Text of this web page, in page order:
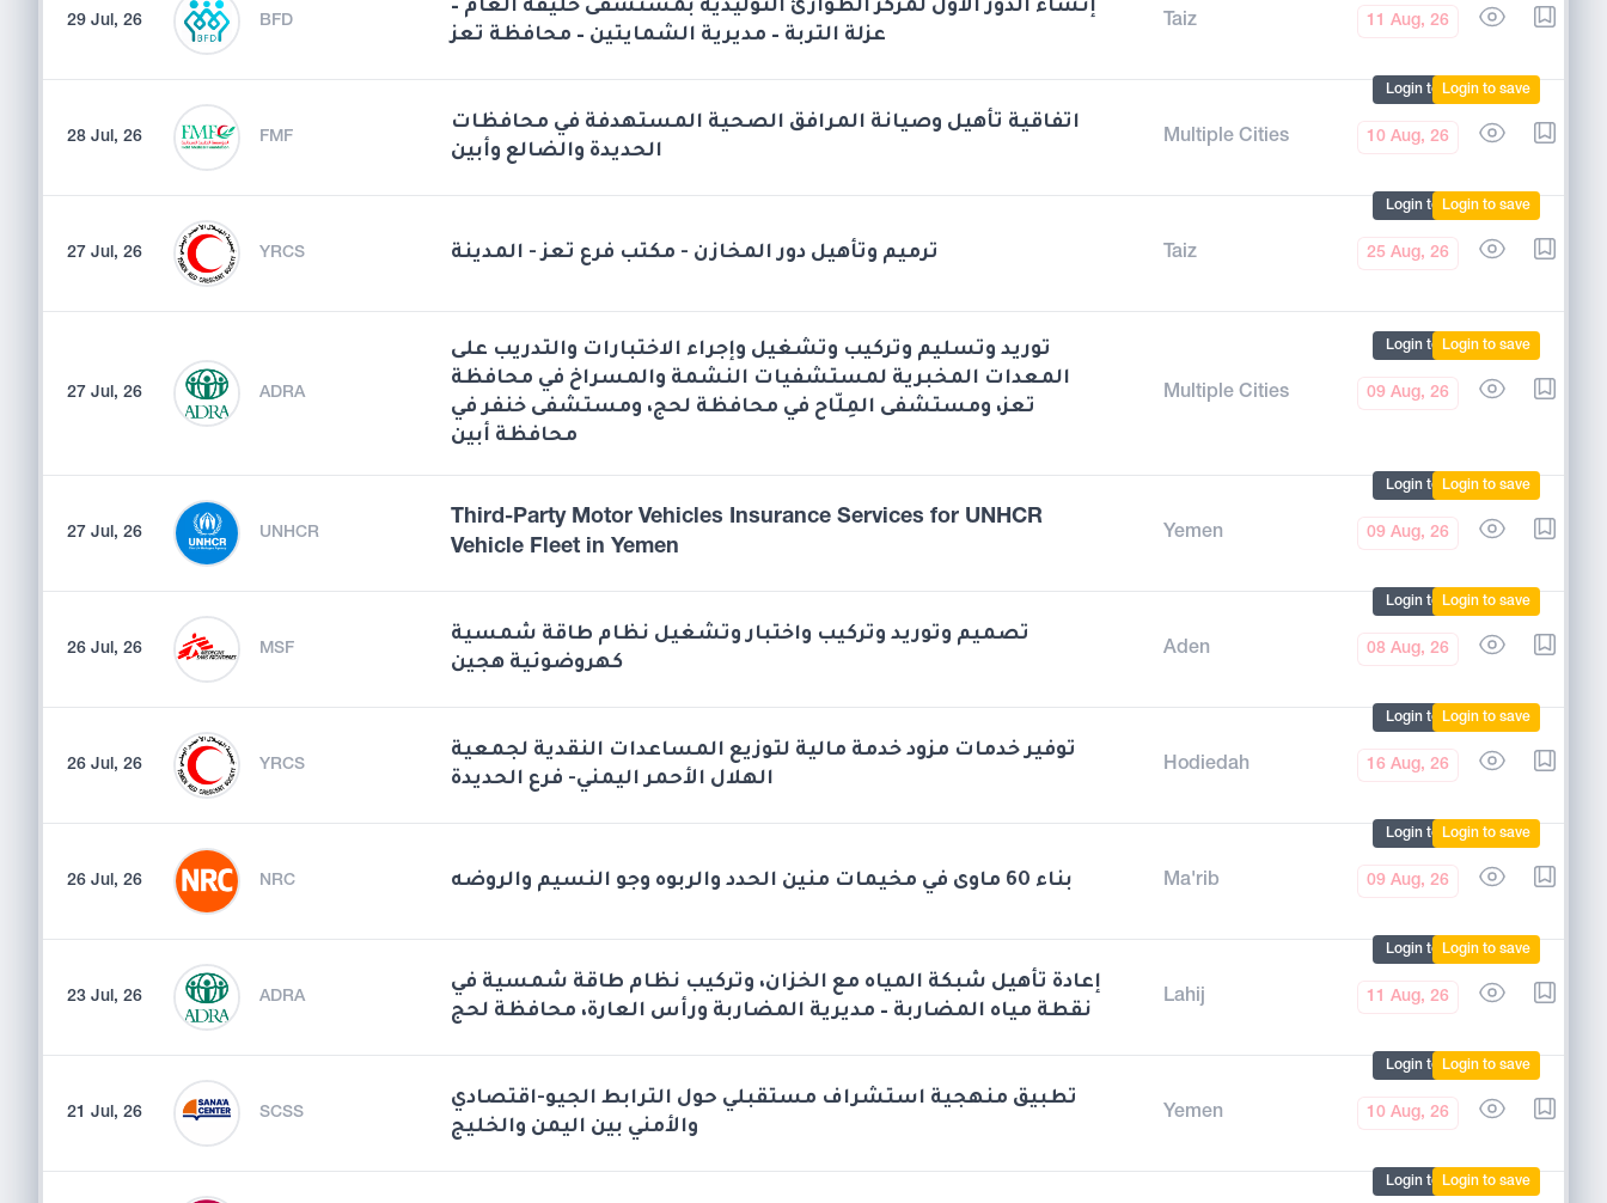
29 Jul, 26 BFD
إنشاء الدور الأول لمركز الطوارئ التوليدية بمستشفى خليفة العام –
عزلة التربة – مديرية الشمايتين – محافظة تعز
Taiz 11 Aug, 26
28 Jul, 26 FMF
اتفاقية تأهيل وصيانة المرافق الصحية المستهدفة في محافظات
الحديدة والضالع وأبين
Multiple Cities 10 Aug, 26
Login to markLogin to save
27 Jul, 26 YRCS ترميم وتأهيل دور المخازن - مكتب فرع تعز - المدينة Taiz 25 Aug, 26
Login to markLogin to save
27 Jul, 26 ADRA
توريد وتسليم وتركيب وتشغيل وإجراء الاختبارات والتدريب على
المعدات المخبرية لمستشفيات النشمة والمسراخ في محافظة
تعز، ومستشفى المِلّاح في محافظة لحج، ومستشفى خنفر في
محافظة أبين
Multiple Cities 09 Aug, 26
Login to markLogin to save
27 Jul, 26 UNHCR
Third-Party Motor Vehicles Insurance Services for UNHCR
Vehicle Fleet in Yemen
Yemen 09 Aug, 26
Login to markLogin to save
26 Jul, 26 MSF
تصميم وتوريد وتركيب واختبار وتشغيل نظام طاقة شمسية
كهروضوئية هجين
Aden 08 Aug, 26
Login to markLogin to save
26 Jul, 26 YRCS
توفير خدمات مزود خدمة مالية لتوزيع المساعدات النقدية لجمعية
الهلال الأحمر اليمني- فرع الحديدة
Hodiedah 16 Aug, 26
Login to markLogin to save
26 Jul, 26 NRC بناء 60 ماوى في مخيمات منين الحدد والربوه وجو النسيم والروضه Ma'rib 09 Aug, 26
Login to markLogin to save
23 Jul, 26 ADRA
إعادة تأهيل شبكة المياه مع الخزان، وتركيب نظام طاقة شمسية في
نقطة مياه المضاربة – مديرية المضاربة ورأس العارة، محافظة لحج
Lahij 11 Aug, 26
Login to markLogin to save
21 Jul, 26 SCSS
تطبيق منهجية استشراف مستقبلي حول الترابط الجيو-اقتصادي
والأمني بين اليمن والخليج
Yemen 10 Aug, 26
Login to markLogin to save
Login to markLogin to save